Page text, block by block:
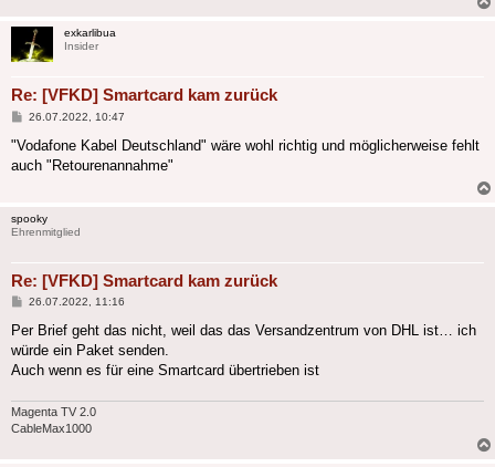
exkarlibua
Insider
Re: [VFKD] Smartcard kam zurück
Beitrag
26.07.2022, 10:47
"Vodafone Kabel Deutschland" wäre wohl richtig und möglicherweise fehlt
auch "Retourenannahme"
spooky
Ehrenmitglied
Re: [VFKD] Smartcard kam zurück
Beitrag
26.07.2022, 11:16
Per Brief geht das nicht, weil das das Versandzentrum von DHL ist… ich
würde ein Paket senden.
Auch wenn es für eine Smartcard übertrieben ist
Magenta TV 2.0
CableMax1000